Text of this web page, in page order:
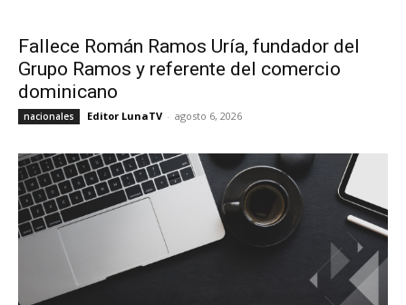
Fallece Román Ramos Uría, fundador del
Grupo Ramos y referente del comercio
dominicano
nacionales Editor LunaTV - agosto 6, 2026